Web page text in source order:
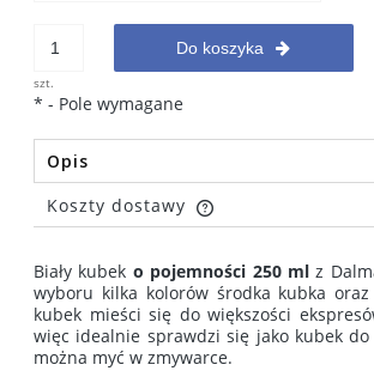
szt.
Do koszyka
* - Pole wymagane
Opis
Koszty dostawy
Cena nie zawiera ewentualnych
Biały kubek o pojemności 250 mlz
wyboru kilka kolorów środka kubka
kubek mieści się do większości
więc idealnie sprawdzi się jako kubek do
można myć w zmywarce.